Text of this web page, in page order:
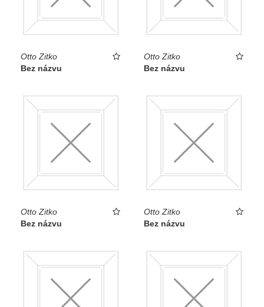
Otto Zitko
Bez názvu
Otto Zitko
Bez názvu
Otto Zitko
Bez názvu
Otto Zitko
Bez názvu